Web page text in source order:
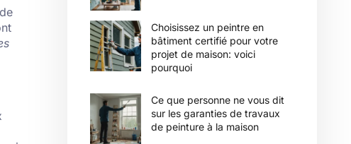
Choisissez un peintre en
bâtiment certifié pour votre
projet de maison: voici
pourquoi
Ce que personne ne vous dit
sur les garanties de travaux
de peinture à la maison